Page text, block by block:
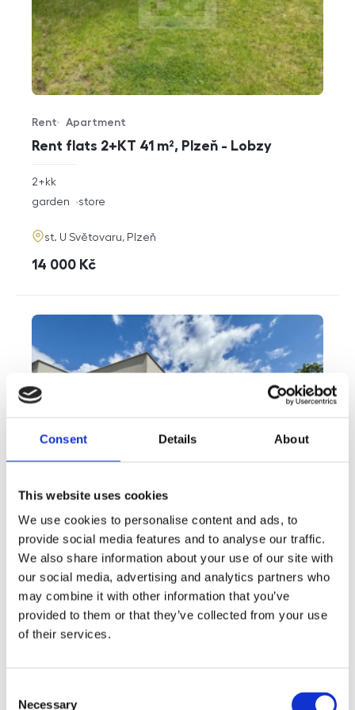
Consent Details About
This website uses cookies
We use cookies to personalise content and ads, to
provide social media features and to analyse our traffic.
We also share information about your use of our site with
our social media, advertising and analytics partners who
may combine it with other information that you’ve
provided to them or that they’ve collected from your use
of their services.
Necessary
Rent flats 2+KT 41 m², Plzeň - Lobzy
Offer type
Rent
Property type
Apartment
rozměry
2+kk
funkce
garden store
adresa
st. U Světovaru, Plzeň
cena
14 000 Kč
Sale houses Family, 181 m² - Unhošť
Offer type
Sale
Property type
House
Virtuální prohlídka
360° video
disposition
Family